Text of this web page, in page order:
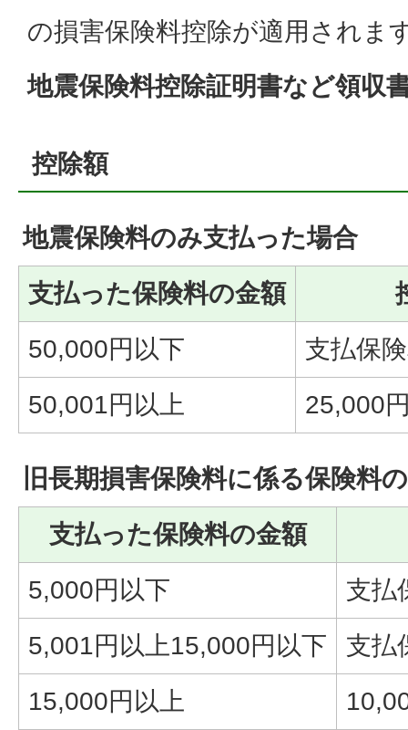
の損害保険料控除が適用されま
地震保険料控除証明書など領収
控除額
地震保険料のみ支払った場合
支払った保険料の金額
50,000円以下
支払保
50,001円以上
25,000
旧長期損害保険料に係る保険料
支払った保険料の金額
5,000円以下
支払
5,001円以上15,000円以下
支払
15,000円以上